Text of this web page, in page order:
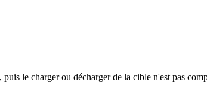
le charger ou décharger de la cible n'est pas